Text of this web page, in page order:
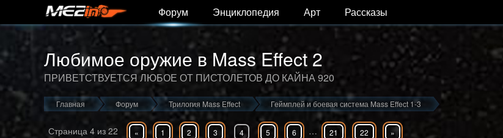
Форум Энциклопедия Арт Рассказы
Любимое оружие в Mass Effect 2
ПРИВЕТСТВУЕТСЯ ЛЮБОЕ ОТ ПИСТОЛЕТОВ ДО КАЙНА 920
Главная Форум Трилогия Mass Effect Геймплей и боевая система Mass Effect 1-3
Страница 4 из 22 « 1 2 3 4 5 6 … 21 22 »